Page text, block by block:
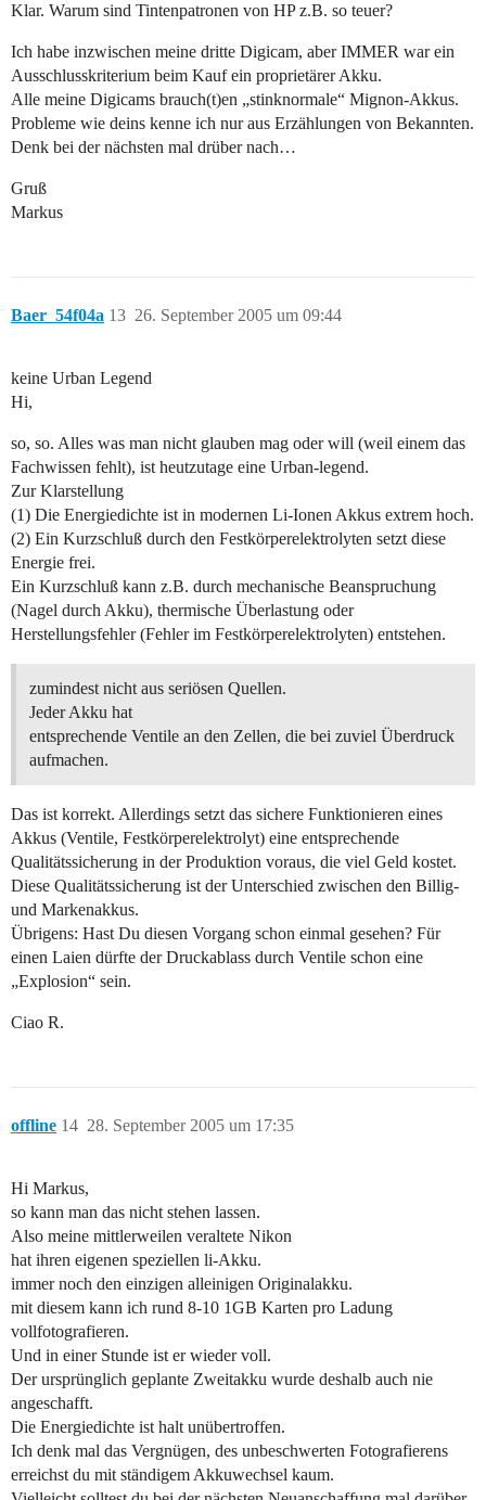
Klar. Warum sind Tintenpatronen von HP z.B. so teuer?
Ich habe inzwischen meine dritte Digicam, aber IMMER war ein
Ausschlusskriterium beim Kauf ein proprietärer Akku.
Alle meine Digicams brauch(t)en „stinknormale“ Mignon-Akkus.
Probleme wie deins kenne ich nur aus Erzählungen von Bekannten.
Denk bei der nächsten mal drüber nach…
Gruß
Markus
Baer_54f04a 26. September 2005 um 09:44
13
keine Urban Legend
Hi,
so, so. Alles was man nicht glauben mag oder will (weil einem das
Fachwissen fehlt), ist heutzutage eine Urban-legend.
Zur Klarstellung
(1) Die Energiedichte ist in modernen Li-Ionen Akkus extrem hoch.
(2) Ein Kurzschluß durch den Festkörperelektrolyten setzt diese
Energie frei.
Ein Kurzschluß kann z.B. durch mechanische Beanspruchung
(Nagel durch Akku), thermische Überlastung oder
Herstellungsfehler (Fehler im Festkörperelektrolyten) entstehen.
zumindest nicht aus seriösen Quellen.
Jeder Akku hat
entsprechende Ventile an den Zellen, die bei zuviel Überdruck
aufmachen.
Das ist korrekt. Allerdings setzt das sichere Funktionieren eines
Akkus (Ventile, Festkörperelektrolyt) eine entsprechende
Qualitätssicherung in der Produktion voraus, die viel Geld kostet.
Diese Qualitätssicherung ist der Unterschied zwischen den Billig-
und Markenakkus.
Übrigens: Hast Du diesen Vorgang schon einmal gesehen? Für
einen Laien dürfte der Druckablass durch Ventile schon eine
„Explosion“ sein.
Ciao R.
offline 28. September 2005 um 17:35
14
Hi Markus,
so kann man das nicht stehen lassen.
Also meine mittlerweilen veraltete Nikon
hat ihren eigenen speziellen li-Akku.
immer noch den einzigen alleinigen Originalakku.
mit diesem kann ich rund 8-10 1GB Karten pro Ladung
vollfotografieren.
Und in einer Stunde ist er wieder voll.
Der ursprünglich geplante Zweitakku wurde deshalb auch nie
angeschafft.
Die Energiedichte ist halt unübertroffen.
Ich denk mal das Vergnügen, des unbeschwerten Fotografierens
erreichst du mit ständigem Akkuwechsel kaum.